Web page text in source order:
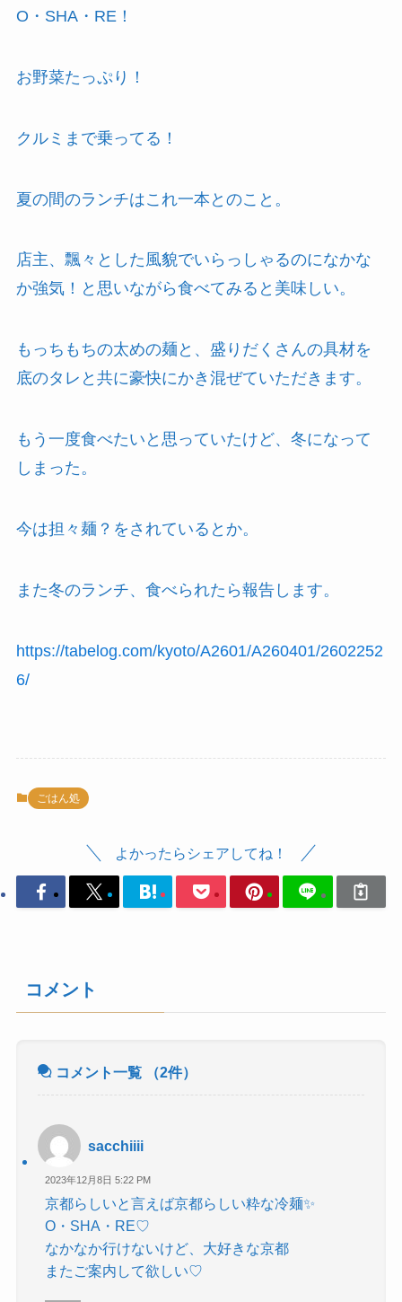
O・SHA・RE！
お野菜たっぷり！
クルミまで乗ってる！
夏の間のランチはこれ一本とのこと。
店主、飄々とした風貌でいらっしゃるのになかな
か強気！と思いながら食べてみると美味しい。
もっちもちの太めの麺と、盛りだくさんの具材を
底のタレと共に豪快にかき混ぜていただきます。
もう一度食べたいと思っていたけど、冬になって
しまった。
今は担々麺？をされているとか。
また冬のランチ、食べられたら報告します。
https://tabelog.com/kyoto/A2601/A260401/2602252
6/
ごはん処
よかったらシェアしてね！
コメント
コメント一覧 （2件）
sacchiiii
2023年12月8日 5:22 PM
京都らしいと言えば京都らしい粋な冷麺✨
O・SHA・RE♡
なかなか行けないけど、大好きな京都
またご案内して欲しい♡